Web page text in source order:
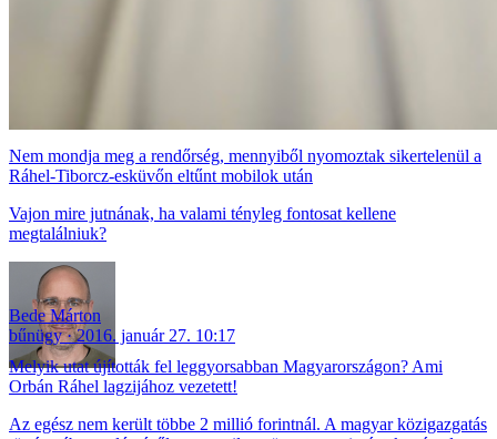
Nem mondja meg a rendőrség, mennyiből nyomoztak sikertelenül a
Ráhel-Tiborcz-esküvőn eltűnt mobilok után
Vajon mire jutnának, ha valami tényleg fontosat kellene
megtalálniuk?
Bede Márton
bűnügy
2016. január 27. 10:17
Melyik utat újították fel leggyorsabban Magyarországon? Ami
Orbán Ráhel lagzijához vezetett!
Az egész nem került többe 2 millió forintnál. A magyar közigazgatás